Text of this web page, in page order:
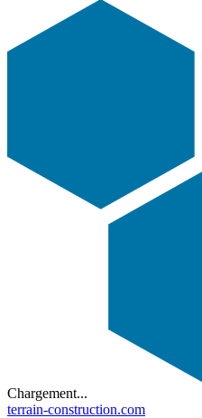
Chargement...
terrain-construction.com